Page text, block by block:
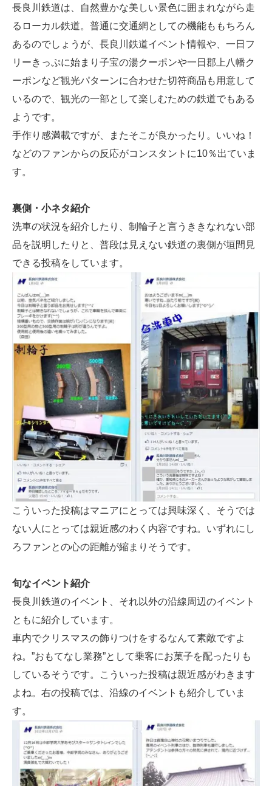
長良川鉄道は、自然豊かな美しい景色に囲まれながら走
るローカル鉄道。普通に交通網としての機能ももちろん
あるのでしょうが、長良川鉄道イベント情報や、一日フ
リーきっぷに始まり子宝の湯クーポンや一日郡上八幡ク
ーポンなど観光パターンに合わせた切符商品も用意して
いるので、観光の一部として楽しむための鉄道でもある
ようです。
手作り感満載ですが、またそこが良かったり。いいね！
などのファンからの反応がコンスタントに10％出ていま
す。
裏側・小ネタ紹介
洗車の状況を紹介したり、制輪子と言うききなれない部
品を説明したりと、普段は見えない鉄道の裏側が垣間見
できる投稿をしています。
こういった投稿はマニアにとっては興味深く、そうでは
ない人にとっては親近感のわく内容ですね。いずれにし
ろファンとの心の距離が縮まりそうです。
旬なイベント紹介
長良川鉄道のイベント、それ以外の沿線周辺のイベント
ともに紹介しています。
車内でクリスマスの飾りつけをするなんて素敵ですよ
ね。”おもてなし業務”として乗客にお菓子を配ったりも
しているそうです。こういった投稿は親近感がわきます
よね。右の投稿では、沿線のイベントも紹介していま
す。